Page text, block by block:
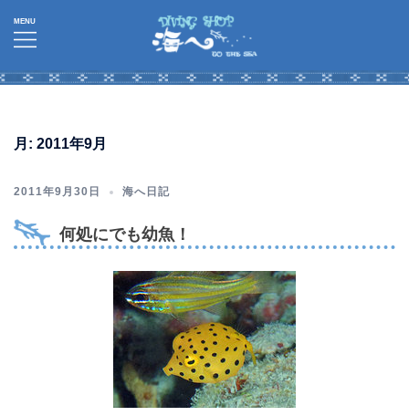
ン
月: 2011年9月
2011年9月30日 海へ日記
何処にでも幼魚！